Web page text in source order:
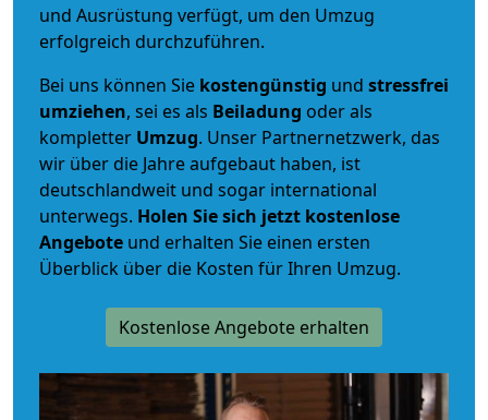
und Ausrüstung verfügt, um den Umzug
erfolgreich durchzuführen.
Bei uns können Sie kostengünstig und stressfrei
umziehen, sei es als Beiladung oder als
kompletter Umzug. Unser Partnernetzwerk, das
wir über die Jahre aufgebaut haben, ist
deutschlandweit und sogar international
unterwegs. Holen Sie sich jetzt kostenlose
Angebote und erhalten Sie einen ersten
Überblick über die Kosten für Ihren Umzug.
Kostenlose Angebote erhalten